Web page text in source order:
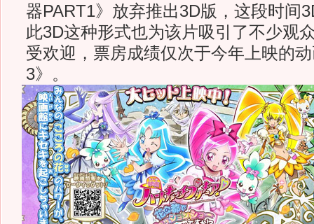
器PART1》放弃推出3D版，这段时间
此3D这种形式也为该片吸引了不少观
受欢迎，票房成绩仅次于今年上映的
3》。